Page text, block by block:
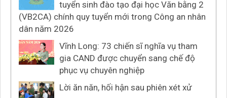
tuyển sinh đào tạo đại học Văn bằng 2
(VB2CA) chính quy tuyển mới trong Công an nhân
dân năm 2026
Vĩnh Long: 73 chiến sĩ nghĩa vụ tham
gia CAND được chuyển sang chế độ
phục vụ chuyên nghiệp
Lời ăn năn, hối hận sau phiên xét xử